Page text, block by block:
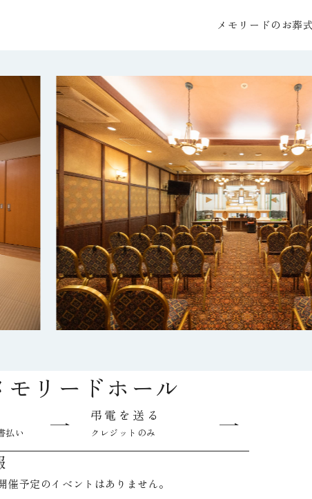
メモリードのお葬
モリードホール
払い
弔電を送る
クレジットのみ
催予定のイベントはありません。